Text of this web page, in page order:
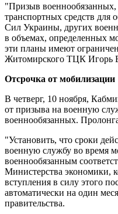
"Призыв военнообязанных,
транспортных средств
Сил Украины, других
в объемах, определенных
эти планы имеют
Житомирского ТЦК Игорь
Отсрочка от мобилизации
В четверг, 10 ноября,
от призыва на военную
военнообязанных.
"Установить, что сроки
военную службу во время
военнообязанным
Министерства экономики,
вступления в силу этого
автоматически на один
правительства.